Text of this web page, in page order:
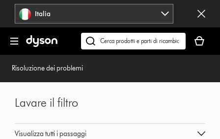
navigazione Italia
Cerca
su
carrello
è
Risoluzione dei problemi
Visualizza tutti i passaggi
Lavare il filtro